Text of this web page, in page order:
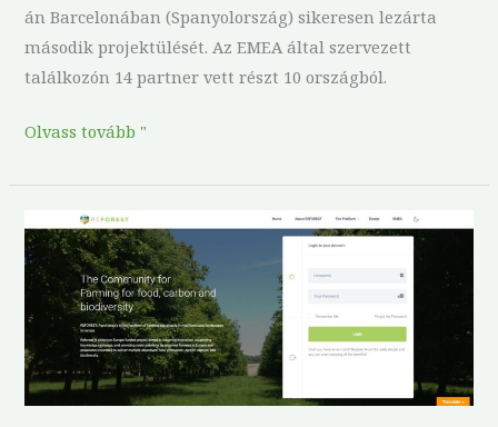
án Barcelonában (Spanyolország) sikeresen lezárta
második projektülését. Az EMEA által szervezett
találkozón 14 partner vett részt 10 országból.
Olvass tovább "
Elindult
a
ReForest
társalkotási
és
elkötelezettségi
platformja